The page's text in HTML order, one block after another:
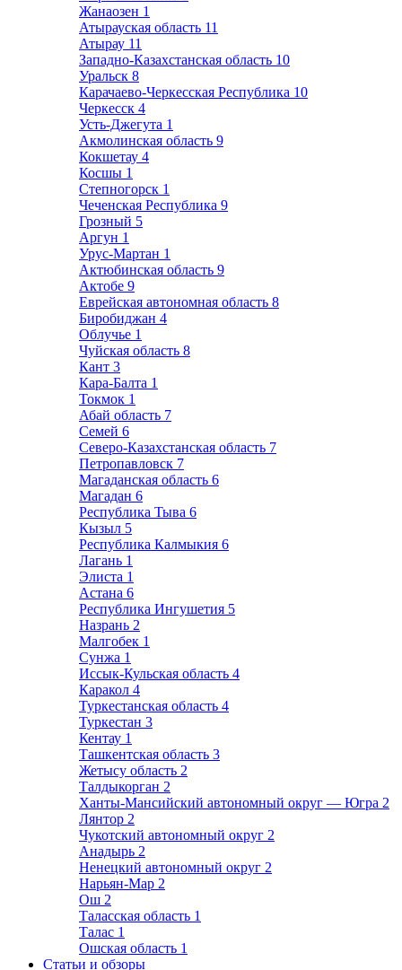
Жанаозен 1
Атырауская область 11
Атырау 11
Западно-Казахстанская область 10
Уральск 8
Карачаево-Черкесская Республика 10
Черкесск 4
Усть-Джегута 1
Акмолинская область 9
Кокшетау 4
Косшы 1
Степногорск 1
Чеченская Республика 9
Грозный 5
Аргун 1
Урус-Мартан 1
Актюбинская область 9
Актобе 9
Еврейская автономная область 8
Биробиджан 4
Облучье 1
Чуйская область 8
Кант 3
Кара-Балта 1
Токмок 1
Абай область 7
Семей 6
Северо-Казахстанская область 7
Петропавловск 7
Магаданская область 6
Магадан 6
Республика Тыва 6
Кызыл 5
Республика Калмыкия 6
Лагань 1
Элиста 1
Астана 6
Республика Ингушетия 5
Назрань 2
Малгобек 1
Сунжа 1
Иссык-Кульская область 4
Каракол 4
Туркестанская область 4
Туркестан 3
Кентау 1
Ташкентская область 3
Жетысу область 2
Талдыкорган 2
Ханты-Мансийский автономный округ — Югра 2
Лянтор 2
Чукотский автономный округ 2
Анадырь 2
Ненецкий автономный округ 2
Нарьян-Мар 2
Ош 2
Таласская область 1
Талас 1
Ошская область 1
Статьи и обзоры